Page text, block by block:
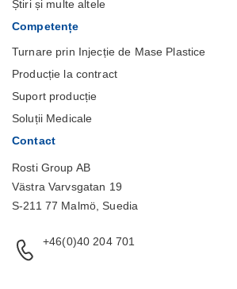
Știri și multe altele
Competențe
Turnare prin Injecție de Mase Plastice
Producție la contract
Suport producție
Soluții Medicale
Contact
Rosti Group AB
Västra Varvsgatan 19
S-211 77 Malmö, Suedia
+46(0)40 204 701